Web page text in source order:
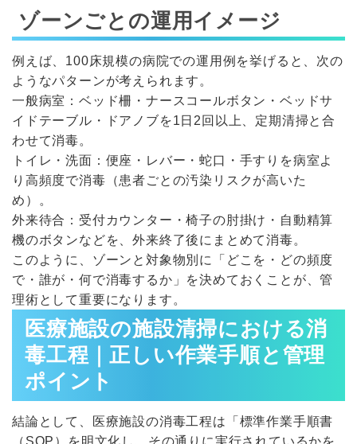
ゾーンごとの運用イメージ
例えば、100床規模の病院での運用例を挙げると、次の
ようなパターンが考えられます。
一般病室：ベッド柵・ナースコールボタン・ベッドサ
イドテーブル・ドアノブを1日2回以上、定期清掃と合
わせて消毒。
トイレ・洗面：便座・レバー・蛇口・手すりを病室よ
り高頻度で消毒（患者ごとの汚染リスクが高いた
め）。
外来待合：受付カウンター・椅子の肘掛け・自動精算
機のボタンなどを、外来終了後にまとめて消毒。
このように、ゾーンと対象物別に「どこを・どの頻度
で・誰が・何で消毒するか」を決めておくことが、管
理術として重要になります。
医療施設の施設清掃における消
毒工程｜正しい作業手順と管理
ポイント
結論として、医療施設の消毒工程は「標準作業手順書
（SOP）を明文化し、その通りに実行されているかを